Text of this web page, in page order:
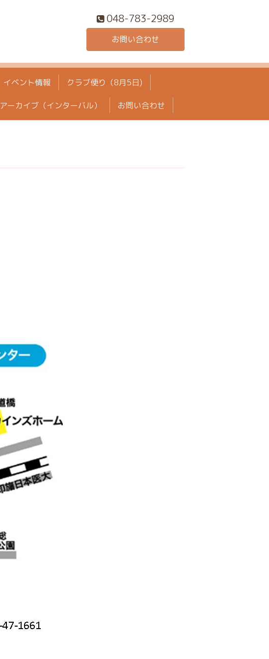
048-783-2989
お問い合わせ
イベント情報 クラブ便り（8月5日)
アーカイブ（インターバル） お問い合わせ